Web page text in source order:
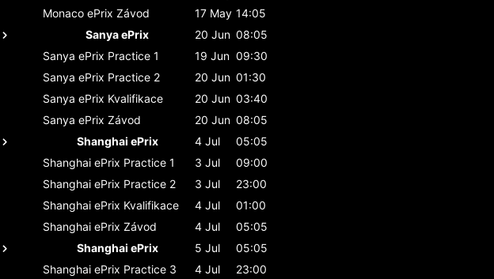
Monaco ePrix Závod 17 May 14:05
Sanya ePrix
20 Jun 08:05
Sanya ePrix Practice 1 19 Jun 09:30
Sanya ePrix Practice 2 20 Jun 01:30
Sanya ePrix Kvalifikace 20 Jun 03:40
Sanya ePrix Závod 20 Jun 08:05
Shanghai ePrix
4 Jul
05:05
Shanghai ePrix Practice 1 3 Jul
09:00
Shanghai ePrix Practice 2 3 Jul
23:00
Shanghai ePrix Kvalifikace 4 Jul
01:00
Shanghai ePrix Závod 4 Jul
05:05
Shanghai ePrix
5 Jul
05:05
Shanghai ePrix Practice 3 4 Jul
23:00